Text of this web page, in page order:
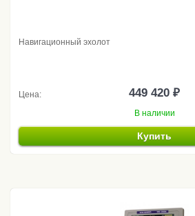
Навигационный эхолот
Цена: 449 420 ₽
В наличии
Купить